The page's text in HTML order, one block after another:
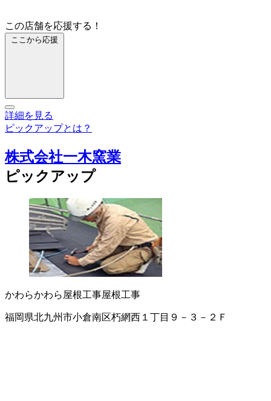
この店舗を応援する！
ここから応援
詳細を見る
ピックアップとは？
株式会社一木窯業
ピックアップ
かわらかわら屋根工事屋根工事
福岡県北九州市小倉南区朽網西１丁目９－３－２Ｆ